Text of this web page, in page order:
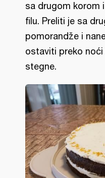
sa drugom korom
filu. Preliti je sa
pomorandže i
ostaviti preko
stegne.